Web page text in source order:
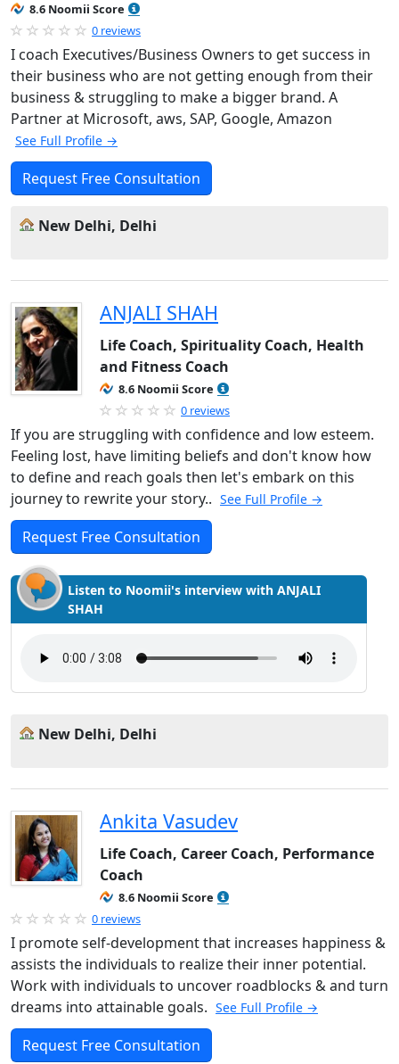
8.6 Noomii Score
0 reviews
I coach Executives/Business Owners to get success in
their business who are not getting enough from their
business & struggling to make a bigger brand. A
Partner at Microsoft, aws, SAP, Google, Amazon
See Full Profile →
Request Free Consultation
New Delhi, Delhi
ANJALI SHAH
Life Coach, Spirituality Coach, Health
and Fitness Coach
8.6 Noomii Score
0 reviews
If you are struggling with confidence and low esteem.
Feeling lost, have limiting beliefs and don't know how
to define and reach goals then let's embark on this
journey to rewrite your story.. See Full Profile →
Request Free Consultation
Listen to Noomii's interview with ANJALI
SHAH
New Delhi, Delhi
Ankita Vasudev
Life Coach, Career Coach, Performance
Coach
8.6 Noomii Score
0 reviews
I promote self-development that increases happiness &
assists the individuals to realize their inner potential.
Work with individuals to uncover roadblocks & and turn
dreams into attainable goals. See Full Profile →
Request Free Consultation